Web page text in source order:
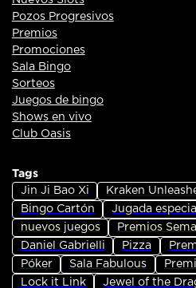
Pozos Progresivos
Premios
Promociones
Sala Bingo
Sorteos
Juegos de bingo
Shows en vivo
Club Oasis
Tags
Jin Ji Bao Xi
Kraken
Bingo Cartón
Jugada especial
nuevos juegos
Premios
Daniel Gabrielli
Pizza
Póker
Sala Fabulous
Lock it Link
Jewel of the